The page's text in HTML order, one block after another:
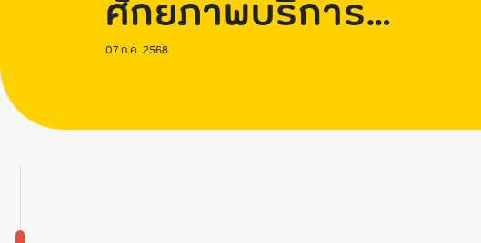
ศักยภาพบริการ
บรอดแบนด์
07 ก.ค. 2568